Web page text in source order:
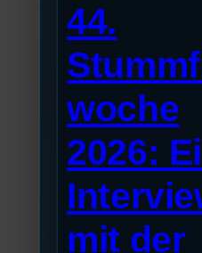
44.
woche
2026:
mit der